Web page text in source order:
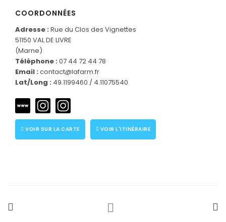
COORDONNÉES
Adresse : Rue du Clos des Vignettes
51150 VAL DE LIVRE
(Marne)
Téléphone : 07 44 72 44 78
Email : contact@lafarm.fr
Lat/Long : 49.1199460 / 4.11075540
VOIR SUR LA CARTE VOIR L'ITINÉRAIRE